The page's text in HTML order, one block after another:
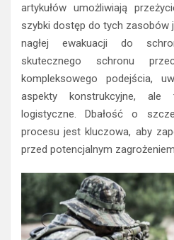
artykułów umożliwiają
szybki dostęp do tych zasobów
nagłej ewakuacji do
skutecznego schronu
kompleksowego podejścia,
aspekty konstrukcyjne, ale
logistyczne. Dbałość o
procesu jest kluczowa, aby
przed potencjalnym